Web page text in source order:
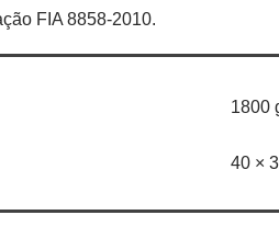
FIA ​​8858-2010.
1800
40 ×